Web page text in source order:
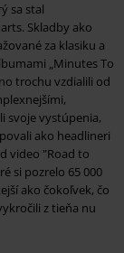
sa stal
Skladby ako
za klasiku a
„Minutes To
trochu vzdialili od
svoje vystúpenia,
ako headlineri
video "Road to
si pozrelo 65 000
ako čokoľvek, čo
z tieňa nu